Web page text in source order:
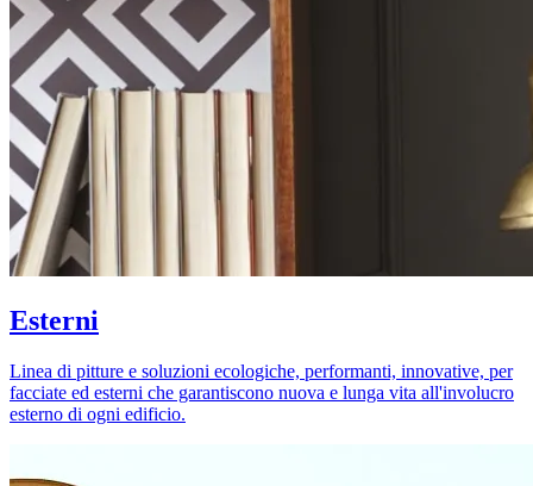
Esterni
Linea di pitture e soluzioni ecologiche, performanti, innovative, per
facciate ed esterni che garantiscono nuova e lunga vita all'involucro
esterno di ogni edificio.